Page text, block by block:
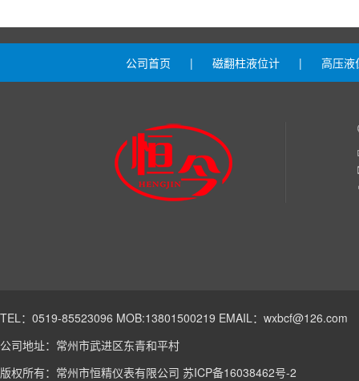
公司首页 | 磁翻柱液位计 | 高压液
TEL：0519-85523096 MOB:13801500219 EMAIL：wxbcf@126.com
公司地址：常州市武进区东青和平村
版权所有：常州市恒精仪表有限公司 苏ICP备16038462号-2